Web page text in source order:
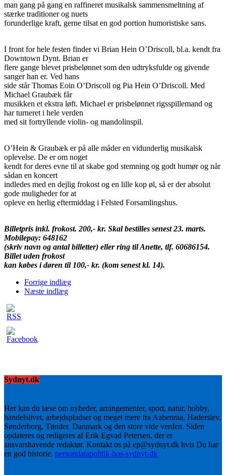
man gang på gang en raffineret musikalsk sammensmeltning af
stærke traditioner og nuets
forunderlige kraft, gerne tilsat en god portion humoristiske sans.
I front for hele festen finder vi Brian Hein O’Driscoll, bl.a. kendt fra
Downtown Dynt. Brian er
flere gange blevet prisbelønnet som den udtryksfulde og givende
sanger han er. Ved hans
side står Thomas Eoin O’Driscoll og Pia Hein O’Driscoll. Med
Michael Graubæk får
musikken et ekstra løft. Michael er prisbelønnet rigsspillemand og
har turneret i hele verden
med sit fortryllende violin- og mandolinspil.
O’Hein & Graubæk er på alle måder en vidunderlig musikalsk
oplevelse. De er om noget
kendt for deres evne til at skabe god stemning og godt humør og når
sådan en koncert
indledes med en dejlig frokost og en lille kop øl, så er der absolut
gode muligheder for at
opleve en herlig eftermiddag i Felsted Forsamlingshus.
Billetpris inkl. frokost. 200,- kr. Skal bestilles senest 23. marts.
Mobilepay: 648162
(skriv navn og antal billetter) eller ring til Anette, tlf. 60686154.
Billet uden frokost
kan købes i døren til 100,- kr. (kom senest kl. 14).
Forrige indlæg
Næste indlæg
Sydnyt.dk
Her kan du læse om nyheder, arrangementer, sport, natur, hobby,
handelslivet, arbejdspladser og meget mere fra Aabenraa, Haderslev,
Sønderborg, Tønder, Danmark og den store vide verden. Siden
opdateres og redigeres af Erik Egvad Petersen, der er
ansvarshavende redaktør. Kontakt os på ep@sydnyt.dk hvis Du har
en god historie. persondatapolitik-hos-sydnyt-dk